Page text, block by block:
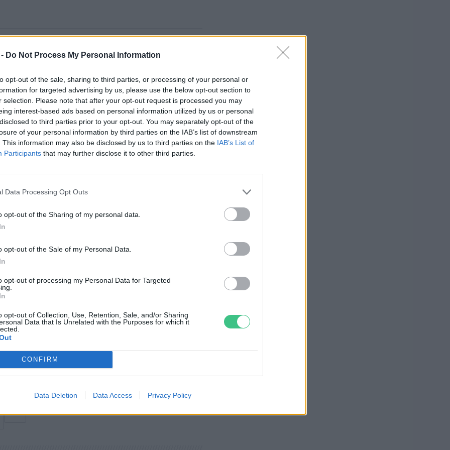
Do Not Process My Personal Information
opt-out of the sale, sharing to third parties, or processing of your personal or
for targeted advertising by us, please use the below opt-out section to
selection. Please note that after your opt-out request is processed you may
interest-based ads based on personal information utilized by us or personal
to third parties prior to your opt-out. You may separately opt-out of the
of your personal information by third parties on the IAB’s list of downstream
This information may also be disclosed by us to third parties on the IAB’s List of
Participants that may further disclose it to other third parties.
Data Processing Opt Outs
opt-out of the Sharing of my personal data.
opt-out of the Sale of my Personal Data.
opt-out of processing my Personal Data for Targeted
opt-out of Collection, Use, Retention, Sale, and/or Sharing
Data that Is Unrelated with the Purposes for which it
CONFIRM
Data Deletion Data Access Privacy Policy
bringanagyhatalom?
szerint a naponta megtett fele 3,2
az utakat kerépárral is meg lehetne
szerzői is elismerik, hogy nem mindenki
is hozzáteszik, hogy a kerékpáros
van szükség világszerte.
szóló
több kerékpár van, mint ahány
két keréken teszik meg. Idáig persze
es évekbe a fővárosban az utak 80%-át
es évekre komoly mélyrepülés jött, az
ráadásul a városvezetők is ezt az
kiálltak magukért és az
jogaikért és fokozatosan újra eljött a